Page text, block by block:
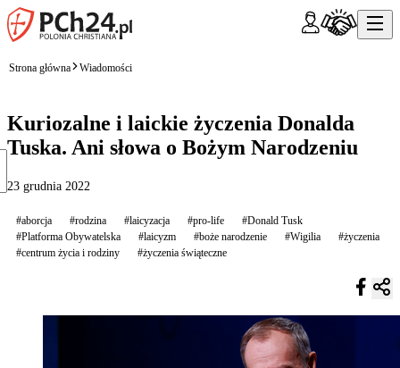
Strona główna Wiadomości
Kuriozalne i laickie życzenia Donalda
Tuska. Ani słowa o Bożym Narodzeniu
23 grudnia 2022
#aborcja #rodzina #laicyzacja #pro-life
#Donald Tusk
#Platforma Obywatelska
#laicyzm #boże narodzenie #Wigilia
#życzenia
#centrum życia i rodziny
#życzenia świąteczne